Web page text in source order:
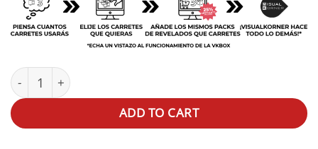
Fomapan 200 35mm 36exp quantity
ADD TO CART